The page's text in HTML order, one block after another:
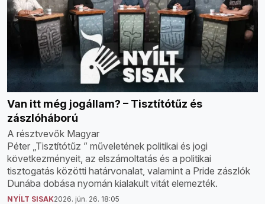
Van itt még jogállam? – Tisztítótűz és
zászlóháború
A résztvevők Magyar
Péter „Tisztítótűz ” műveletének politikai és jogi
következményeit, az elszámoltatás és a politikai
tisztogatás közötti határvonalat, valamint a Pride zászlók
Dunába dobása nyomán kialakult vitát elemezték.
NYÍLT SISAK2026. jún. 26. 18:05